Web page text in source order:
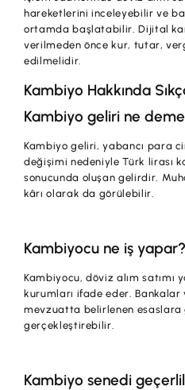
hareketlerini inceleyebilir ve
ortamda başlatabilir. Dijital
verilmeden önce kur, tutar,
edilmelidir.
Kambiyo Hakkında
Kambiyo geliri ne
Kambiyo geliri, yabancı para
değişimi nedeniyle Türk lirası
sonucunda oluşan gelirdir.
kârı olarak da görülebilir.
Kambiyocu ne iş yapar?
Kambiyocu, döviz alım satımı
kurumları ifade eder. Bankalar
mevzuatta belirlenen esaslara
gerçekleştirebilir.
Kambiyo senedi